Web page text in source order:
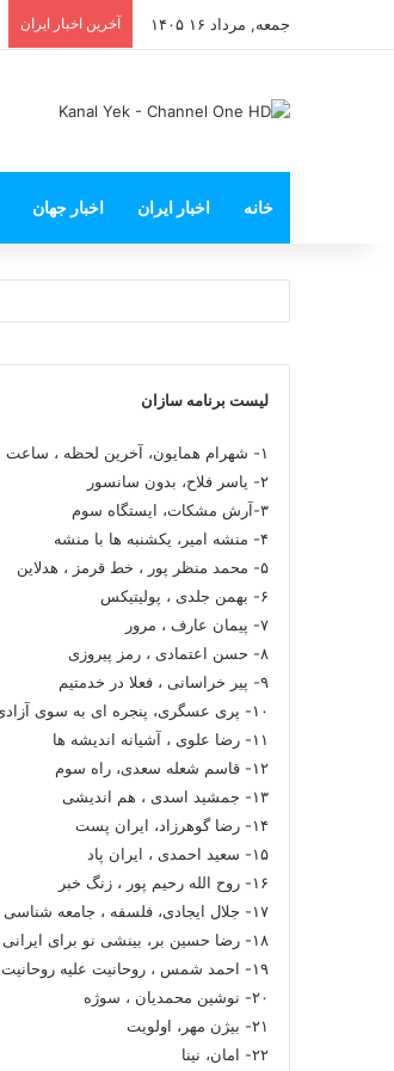
جمعه, مرداد ۱۶ ۱۴۰۵ آخرین اخبار ایران
خانه اخبار ایران اخبار جهان
لیست برنامه سازان
۱- شهرام همایون، آخرین لحظه ، ساعت دوم ، شبانه
۲- یاسر فلاح، بدون سانسور
۳-آرش مشکات، ایستگاه سوم
۴- منشه امیر، یکشنبه ها با منشه
۵- محمد منظر پور ، خط قرمز ، هدلاین
۶- بهمن جلدی ، پولیتیکس
۷- پیمان عارف ، مرور
۸- حسن اعتمادی ، رمز پیروزی
۹- پیر خراسانی ، فعلا در خدمتیم
۱۰- پری عسگری، پنجره ای به سوی آزادی
۱۱- رضا علوی ، آشیانه اندیشه ها
۱۲- قاسم شعله سعدی، راه سوم
۱۳- جمشید اسدی ، هم اندیشی
۱۴- رضا گوهرزاد، ایران پست
۱۵- سعید احمدی ، ایران پاد
۱۶- روح الله رحیم پور ، زنگ خبر
۱۷- جلال ایجادی، فلسفه ، جامعه شناسی ، سیاست
۱۸- رضا حسین بر، بینشی نو برای ایرانی نو
۱۹- احمد شمس ، روحانیت علیه روحانیت- عبور
۲۰- نوشین محمدیان ، سوژه
۲۱- بیژن مهر، اولویت
۲۲- امان، نینا